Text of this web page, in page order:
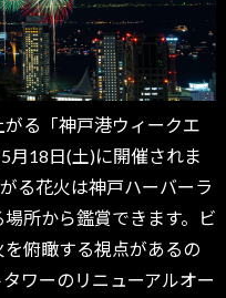
る「神戸港ウィークエ
月18日(土)に開催されま
る花火は神戸ハーバーラ
所から鑑賞できます。ビ
俯瞰する視点があるの
ワーのリニューアルオー